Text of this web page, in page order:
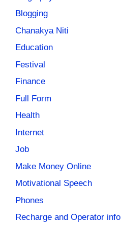
Blogging
Chanakya Niti
Education
Festival
Finance
Full Form
Health
Internet
Job
Make Money Online
Motivational Speech
Phones
Recharge and Operator info